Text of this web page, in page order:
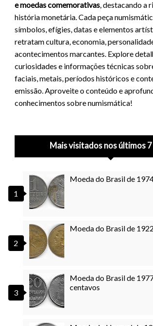
e moedas comemorativas, destacando a
história monetária. Cada peça
símbolos, efígies, datas e elementos
retratam cultura, economia,
acontecimentos marcantes. Explore
curiosidades e informações técnicas
faciais, metais, períodos históricos e
emissão. Aproveite o conteúdo e
conhecimentos sobre numismática!
Mais visitados nos últimos
Moeda do Brasil de
Moeda do Brasil de
Moeda do Brasil de
centavos